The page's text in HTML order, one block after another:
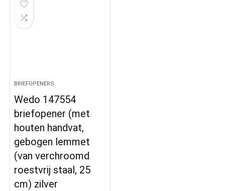
BRIEFOPENERS
Wedo 147554
briefopener (met
houten handvat,
gebogen lemmet
(van verchroomd
roestvrij staal, 25
cm) zilver